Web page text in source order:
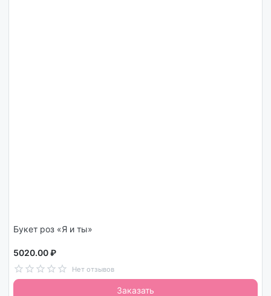
Букет роз «Я и ты»
5020.00 ₽
Нет отзывов
Заказать